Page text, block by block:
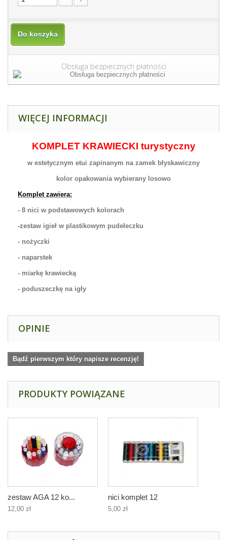
Do koszyka
Obsługa bezpiecznych płatności
WIĘCEJ INFORMACJI
KOMPLET KRAWIECKI turystyczny
w estetycznym etui zapinanym na zamek błyskawiczny
kolor opakowania wybierany losowo
Komplet zawiera:
- 8 nici w podstawowych kolorach
-zestaw igieł w plastikowym pudełeczku
- nożyczki
- naparstek
- miarkę krawiecką
- poduszeczkę na igły
OPINIE
Bądź pierwszym który napisze recenzję!
PRODUKTY POWIĄZANE
zestaw AGA 12 ko...
12,00 zł
nici komplet 12
5,00 zł